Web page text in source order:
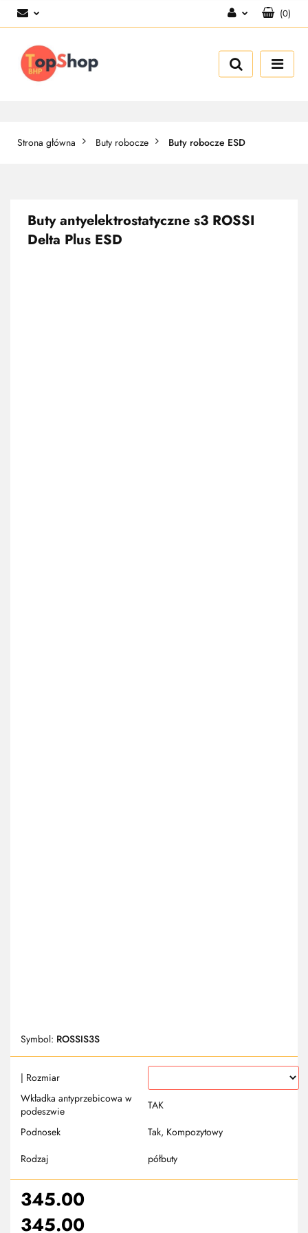
Zarejestruj się
(0)
Strona główna Buty robocze Buty robocze ESD
Buty antyelektrostatyczne s3 ROSSI
Delta Plus ESD
Symbol: ROSSIS3S
| Rozmiar
Wkładka antyprzebicowa w
podeszwie
TAK
Podnosek
Tak, Kompozytowy
Rodzaj
półbuty
345.00
345.00